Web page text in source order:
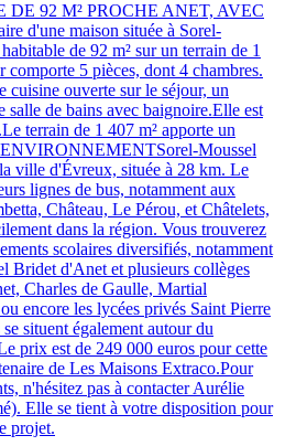
92 M² PROCHE ANET, AVEC
d'une maison située à Sorel-
de 92 m² sur un terrain de 1
comporte 5 pièces, dont 4 chambres.
cuisine ouverte sur le séjour, un
salle de bains avec baignoire.Elle est
terrain de 1 407 m² apporte un
Moussel
ville d'Évreux, située à 28 km. Le
lignes de bus, notamment aux
Château, Le Pérou, et Châtelets,
dans la région. Vous trouverez
scolaires diversifiés, notamment
Bridet d'Anet et plusieurs collèges
Charles de Gaulle, Martial
encore les lycées privés Saint Pierre
situent également autour du
prix est de 249 000 euros pour cette
de Les Maisons Extraco.Pour
n'hésitez pas à contacter Aurélie
Elle se tient à votre disposition pour
projet.